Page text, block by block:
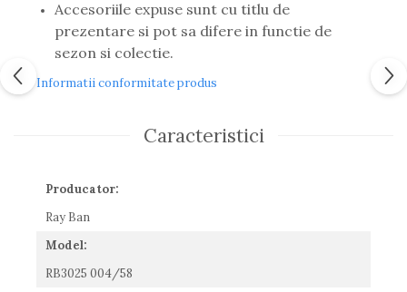
Romeo Careye
Silhouette
Stepper Titan
Versace
Vogue
Accesoriile expuse sunt cu titlu de
prezentare si pot sa difere in functie de
sezon si colectie.
Informatii conformitate produs
Caracteristici
Producator:
Ray Ban
Model:
RB3025 004/58